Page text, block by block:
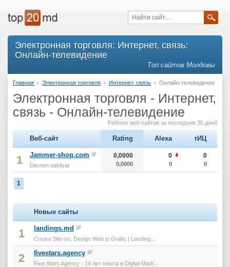
Электронная торговля: Интернет, связь:
Онлайн-телевидение
Топ сайтов Молдовы
Главная › Электронная торговля › Интернет, связь › Онлайн-телевидение
Электронная торговля - Интернет,
связь - Онлайн-телевидение
Рейтинг веб-сайтов за последние 30 дней
Веб-сайт Rating Alexa тИЦ
1 Jammer-shop.com
Dikmen nakliyat
0,0000
0,0000
0
0
0
0
1
Новые сайты
1 landings.md
Creare Site-uri, Design Web și Grafic | Landing...
2 fivestars.agency
Five Stars Agency - 14 лет опыта в Digital Mark...